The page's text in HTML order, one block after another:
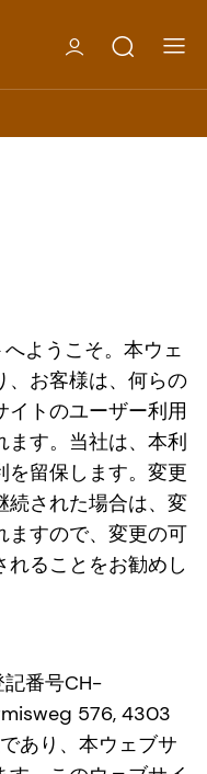
ようこそ。本ウェ
、お客様は、何らの
トのユーザー利用
ます。当社は、本利
を留保します。変更
続された場合は、変
ますので、変更の可
ることをお勧めし
記番号CH-
576, 4303
あり、本ウェブサ